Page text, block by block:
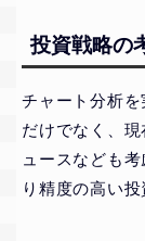
投資戦略の
チャート分析
だけでなく、
ュースなども
り精度の高い